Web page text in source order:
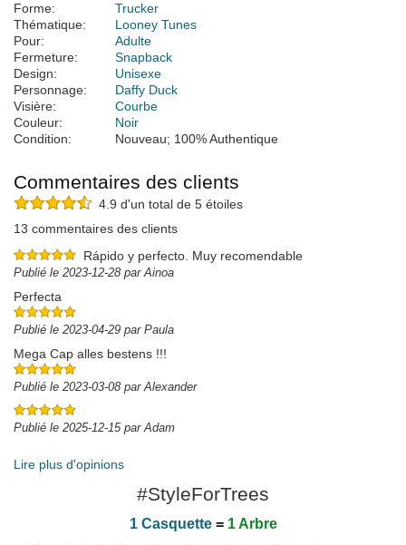
Forme:
Trucker
Thématique:
Looney Tunes
Pour:
Adulte
Fermeture:
Snapback
Design:
Unisexe
Personnage:
Daffy Duck
Visière:
Courbe
Couleur:
Noir
Condition:
Nouveau; 100% Authentique
Commentaires des clients
4.9 d'un total de 5 étoiles
13 commentaires des clients
Rápido y perfecto. Muy recomendable
Publié le 2023-12-28 par Ainoa
Perfecta
Publié le 2023-04-29 par Paula
Mega Cap alles bestens !!!
Publié le 2023-03-08 par Alexander
Publié le 2025-12-15 par Adam
Lire plus d'opinions
#StyleForTrees
1 Casquette= 1 Arbre